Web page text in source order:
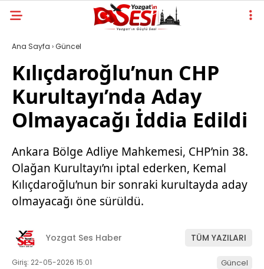
Ana Sayfa ›Güncel
Kılıçdaroğlu’nun CHP
Kurultayı’nda Aday
Olmayacağı İddia Edildi
Ankara Bölge Adliye Mahkemesi, CHP’nin 38.
Olağan Kurultayı’nı iptal ederken, Kemal
Kılıçdaroğlu’nun bir sonraki kurultayda aday
olmayacağı öne sürüldü.
Yozgat Ses Haber TÜM YAZILARI
Giriş: 22-05-2026 15:01 Güncel